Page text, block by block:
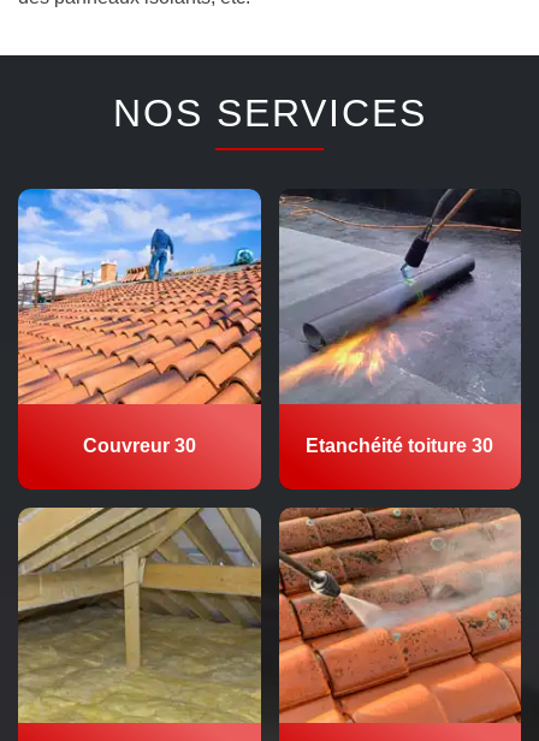
NOS SERVICES
Couvreur 30 Etanchéité toiture 30